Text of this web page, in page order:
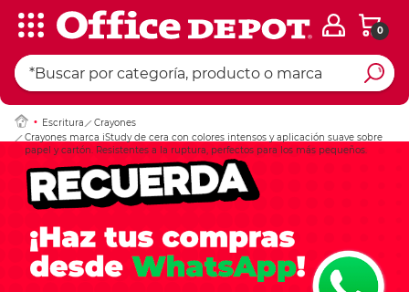
0
Escritura
Crayones
Crayones marca iStudy de cera con colores intensos y aplicación suave sobre
papel y cartón. Resistentes a la ruptura, perfectos para los más pequeños.
Ingresar Codigo